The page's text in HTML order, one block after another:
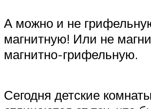
А можно и не
магнитную! Или не
магнитно-грифельную.
Сегодня детские